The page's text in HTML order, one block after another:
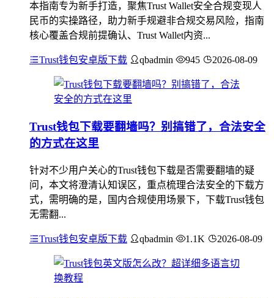
本指南专为新手打造，聚焦Trust Wallet安全合规变现人
民币的实操路径，助力新手规避非合规交易风险，指南
核心覆盖合规前提确认、Trust Wallet内资...
Trust钱包安卓版下载 qbadmin 945 2026-08-09
Trust钱包下载要翻墙吗？别搞错了，合法安全
的方式在这里
针对不少用户关心的Trust钱包下载是否需要翻墙的疑
问，本文将澄清认知误区，重点梳理合法安全的下载方
式，需明确的是，国内合规使用场景下，下载Trust钱包
无需翻...
Trust钱包安卓版下载 qbadmin 1.1K 2026-08-09